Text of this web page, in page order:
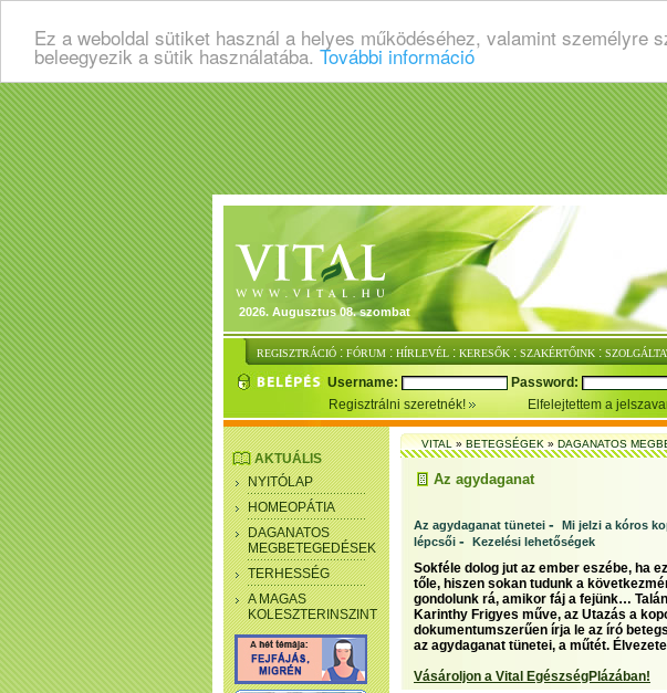
Ez a weboldal sütiket használ a helyes működéséhez, valamint személyre
beleegyezik a sütik használatába. További információ
2026. Augusztus 08. szombat
REGISZTRÁCIÓ : FÓRUM : HÍRLEVÉL : KERESŐK : SZAKÉRTŐINK :
Username: Password:
Regisztrálni szeretnék!
Elfelejtettem a
AKTUÁLIS
NYITÓLAP
HOMEOPÁTIA
DAGANATOS
MEGBETEGEDÉSEK
TERHESSÉG
A MAGAS
KOLESZTERINSZINT
VITAL»BETEGSÉGEK»DAGANATOS
Az agydaganat
Az agydaganat tünetei - Mi jelzi a kóros
lépcsői - Kezelési lehetőségek
Sokféle dolog jut az ember eszébe, ha
tőle, hiszen sokan tudunk a
gondolunk rá, amikor fáj a fejünk…
Karinthy Frigyes műve, az Utazás a
dokumentumszerűen írja le az író
az agydaganat tünetei, a műtét.
Vásároljon a Vital EgészségPlázában!